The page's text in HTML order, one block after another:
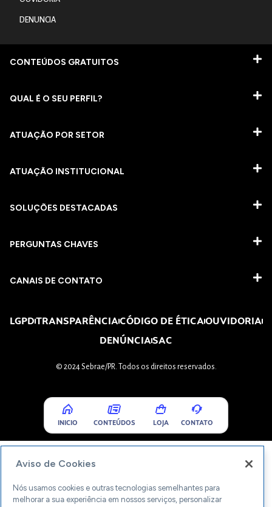
DENUNCIA
CONTEÚDOS GRATUITOS
QUAL É O SEU PERFIL?
ATUAÇÃO POR SETOR
ATUAÇÃO INSTITUCIONAL
SOLUÇÕES DESTACADAS
PERGUNTAS CHAVES​
CANAIS DE CONTATO
LGPDTRANSPARÊNCIACÓDIGO DE ÉTICAOUVIDORIA
DENÚNCIASAC
© 2024 Sebrae/PR. Todos os direitos reservados.
INICIO CONTEÚDOS LOJA CONTATO
Aviso de Cookies
Nós usamos cookies e outras tecnologias semelhantes para
melhorar a sua experiência em nossos serviços, personalizar